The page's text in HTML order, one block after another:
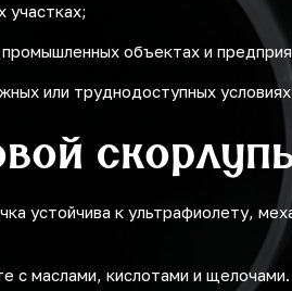
участках;
объектах и
или труднодоступных
устойчива к ультрафиолету,
с маслами, кислотами и щелочами.